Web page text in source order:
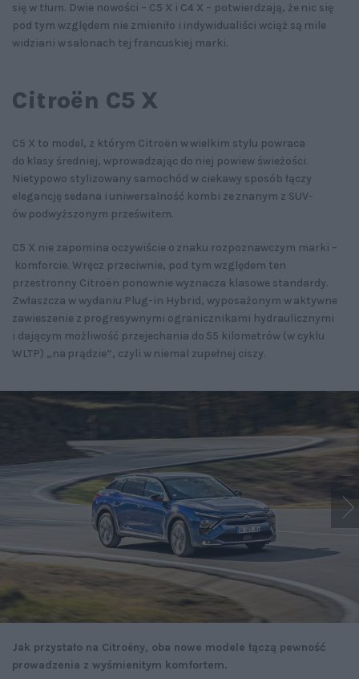
się w tłum. Dwie nowości – C5 X i C4 X – potwierdzają, że nic się
pod tym względem nie zmieniło i indywidualiści wciąż są mile
widziani w salonach tej francuskiej marki.
Citroën C5 X
C5 X to model, z którym Citroën w wielkim stylu powraca
do klasy średniej, wprowadzając do niej powiew świeżości.
Nietypowo stylizowany samochód w ciekawy sposób łączy
elegancję sedana i uniwersalność kombi ze znanym z SUV-
ów podwyższonym prześwitem.
C5 X nie zapomina oczywiście o znaku rozpoznawczym marki –
komforcie. Wręcz przeciwnie, pod tym względem ten
przestronny Citroën ponownie wyznacza klasowe standardy.
Zwłaszcza w wydaniu Plug-in Hybrid, wyposażonym w aktywne
zawieszenie z progresywnymi ogranicznikami hydraulicznymi
i dającym możliwość przejechania do 55 kilometrów (w cyklu
WLTP) „na prądzie”, czyli w niemal zupełnej ciszy.
Jak przystało na Citroëny, oba nowe modele łączą pewność
prowadzenia z wyśmienitym komfortem.